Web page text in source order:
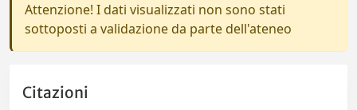
Attenzione! I dati visualizzati non sono stati
sottoposti a validazione da parte dell'ateneo
Citazioni